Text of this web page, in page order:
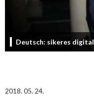
Deutsch: sikeres
2018. 05. 24.